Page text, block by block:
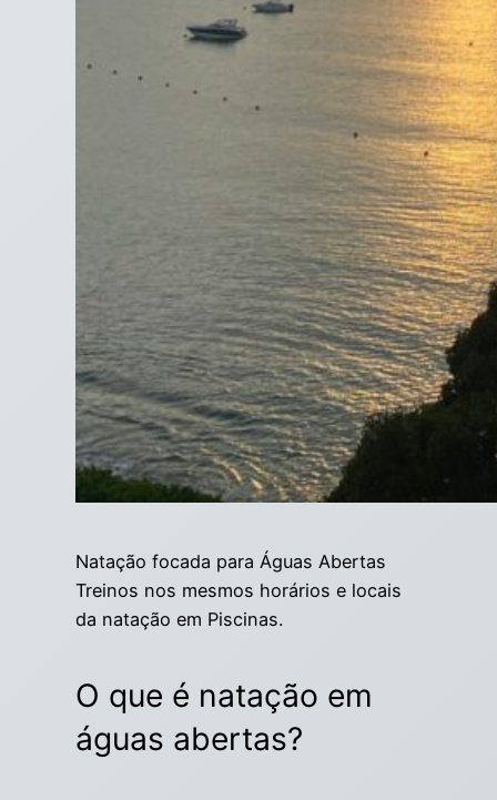
Natação focada para Águas Abertas
Treinos nos mesmos horários e locais
da natação em Piscinas.
O que é natação em
águas abertas?